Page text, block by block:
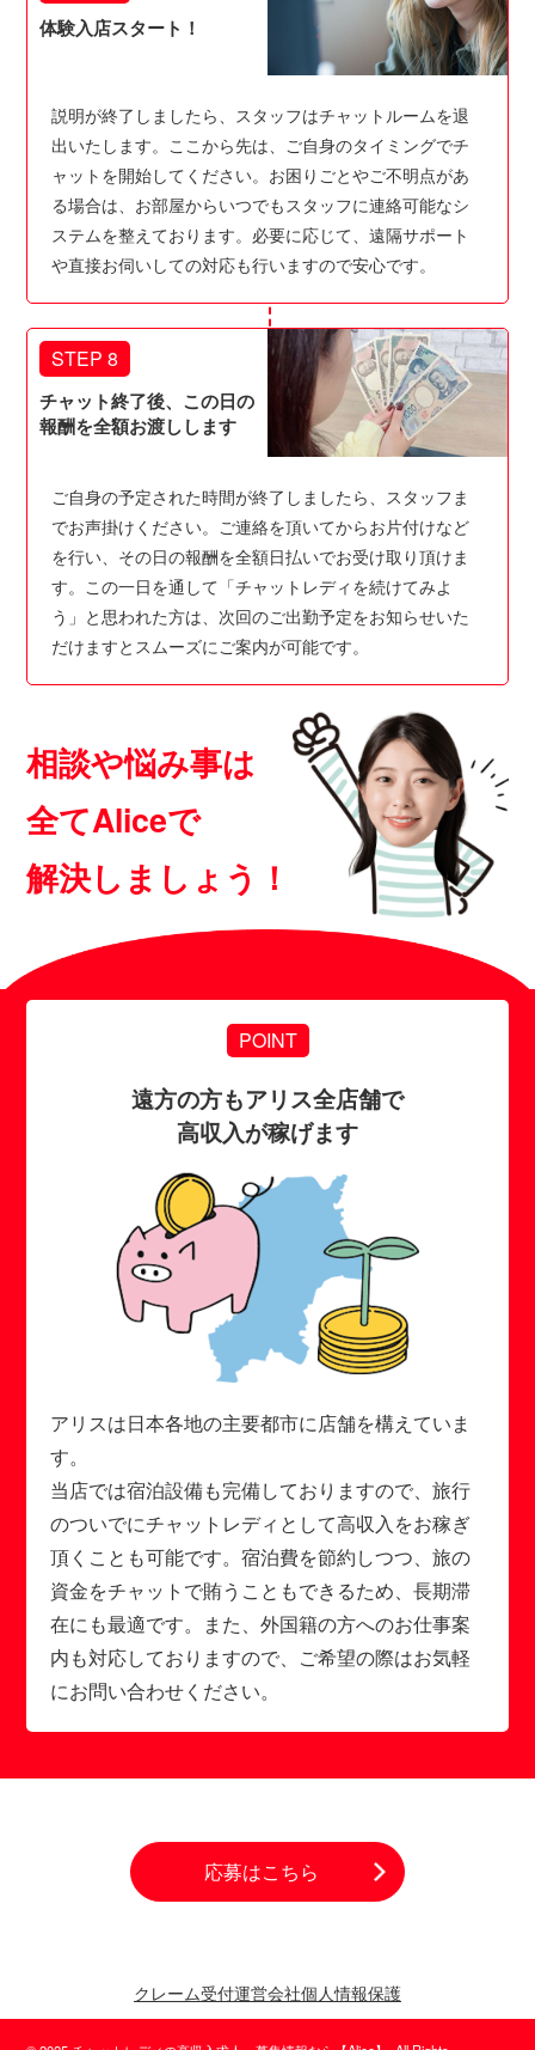
体験入店スタート！
説明が終了しましたら、スタッフはチャットルームを退
出いたします。ここから先は、ご自身のタイミングでチ
ャットを開始してください。お困りごとやご不明点があ
る場合は、お部屋からいつでもスタッフに連絡可能なシ
ステムを整えております。必要に応じて、遠隔サポート
や直接お伺いしての対応も行いますので安心です。
STEP 8
チャット終了後、この日の
報酬を全額お渡しします
ご自身の予定された時間が終了しましたら、スタッフま
でお声掛けください。ご連絡を頂いてからお片付けなど
を行い、その日の報酬を全額日払いでお受け取り頂けま
す。この一日を通して「チャットレディを続けてみよ
う」と思われた方は、次回のご出勤予定をお知らせいた
だけますとスムーズにご案内が可能です。
相談や悩み事は
全てAliceで
解決しましょう！
POINT
遠方の方もアリス全店舗で
高収入が稼げます
アリスは日本各地の主要都市に店舗を構えていま
す。
当店では宿泊設備も完備しておりますので、旅行
のついでにチャットレディとして高収入をお稼ぎ
頂くことも可能です。宿泊費を節約しつつ、旅の
資金をチャットで賄うこともできるため、長期滞
在にも最適です。また、外国籍の方へのお仕事案
内も対応しておりますので、ご希望の際はお気軽
にお問い合わせください。
応募はこちら
クレーム受付運営会社個人情報保護